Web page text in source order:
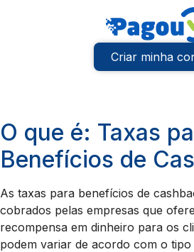
Criar minha
O que é: Taxas
Benefícios de
As taxas para benefícios de
cobrados pelas empresas que
recompensa em dinheiro para os
podem variar de acordo com o